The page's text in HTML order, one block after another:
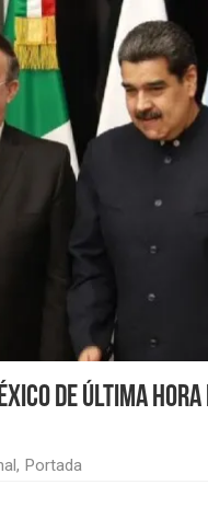
de última
, Portada